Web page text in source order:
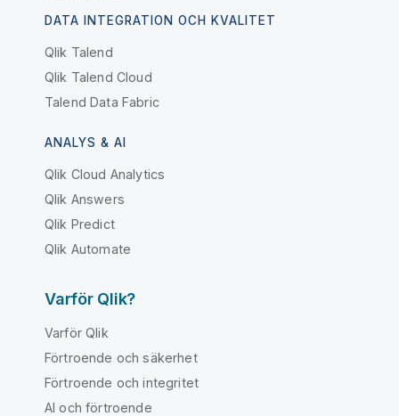
DATA INTEGRATION OCH KVALITET
Qlik Talend
Qlik Talend Cloud
Talend Data Fabric
ANALYS & AI
Qlik Cloud Analytics
Qlik Answers
Qlik Predict
Qlik Automate
Varför Qlik?
Varför Qlik
Förtroende och säkerhet
Förtroende och integritet
AI och förtroende